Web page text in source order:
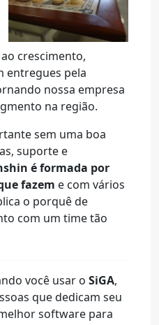
crescimento,
entregues pela
nossa empresa
na região.
sem uma boa
suporte e
é formada por
fazem e com vários
o porquê de
com um time tão
você usar o SiGA,
que dedicam seu
software para